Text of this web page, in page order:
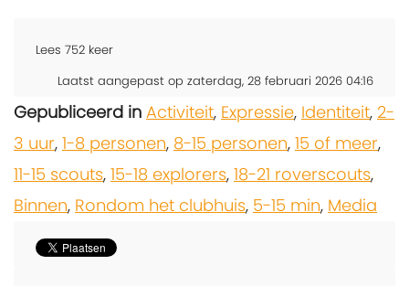
Lees 752 keer
Laatst aangepast op zaterdag, 28 februari 2026 04:16
Gepubliceerd in Activiteit, Expressie, Identiteit, 2-
3 uur, 1-8 personen, 8-15 personen, 15 of meer,
11-15 scouts, 15-18 explorers, 18-21 roverscouts,
Binnen, Rondom het clubhuis, 5-15 min, Media